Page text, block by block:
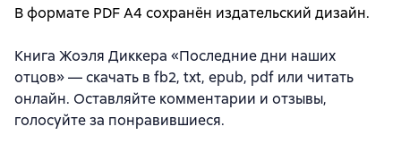
В формате PDF A4 сохранён издательский дизайн.
Книга Жоэля Диккера «Последние дни наших
отцов» — скачать в fb2, txt, epub, pdf или читать
онлайн. Оставляйте комментарии и отзывы,
голосуйте за понравившиеся.